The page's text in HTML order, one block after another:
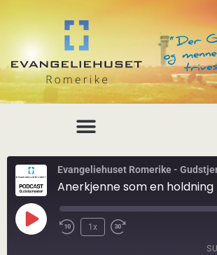
Evangeliehuset Romerike -
Anerkjenne som en holdning
1x